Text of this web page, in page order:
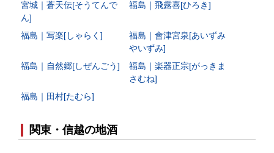
宮城｜蒼天伝[そうてんで
ん]
福島｜飛露喜[ひろき]
福島｜写楽[しゃらく]
福島｜會津宮泉[あいずみ
やいずみ]
福島｜自然郷[しぜんごう]
福島｜楽器正宗[がっきま
さむね]
福島｜田村[たむら]
関東・信越の地酒